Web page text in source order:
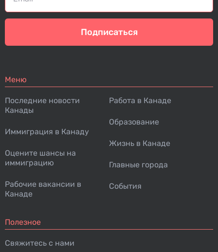
Подписаться
Меню
Последние новости
Канады
Иммиграция в Канаду
Оцените шансы на
иммиграцию
Рабочие вакансии в
Канаде
Работа в Канаде
Образование
Жизнь в Канаде
Главные города
События
Полезное
Свяжитесь с нами